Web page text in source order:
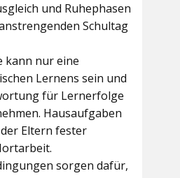
und Ruhephasen
Schultag
kann nur eine
Lernens sein und
für Lernerfolge
Hausaufgaben
Eltern fester
sorgen dafür,